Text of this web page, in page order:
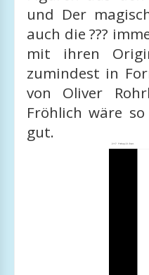
und Der
auch die ???
mit ihren
zumindest in
von Oliver
Fröhlich wäre
gut.